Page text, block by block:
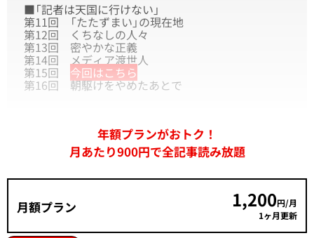
■「記者は天国に行けない」
第11回 「たたずまい」の現在地
第12回 くちなしの人々
第13回 密やかな正義
第14回 メディア渡世人
第15回 今回はこちら
第16回 朝駆けをやめたあとで
年額プランがおトク！
月あたり900円で全記事読み放題
月額プラン 1,200円/月
1ヶ月更新